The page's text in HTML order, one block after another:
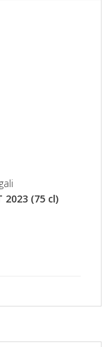
(75 cl)